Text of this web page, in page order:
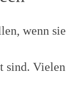
wenn sie
sind. Vielen